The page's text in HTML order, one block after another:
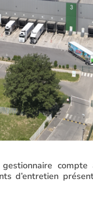
d’entretien